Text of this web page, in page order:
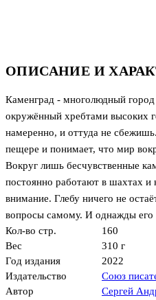
ОПИСАНИЕ И
Каменград - многолюдный город
окружённый хребтами высоких
намеренно, и оттуда не
пещере и понимает, что мир
Вокруг лишь бесчувственные
постоянно работают в шахтах
внимание. Глебу ничего не
вопросы самому. И однажды его
Кол-во стр.
160
Вес
310 г
Год издания
2022
Издательство
Союз
Автор
Сергей